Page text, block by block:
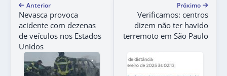
Anterior
Nevasca provoca
acidente com dezenas
de veículos nos Estados
Unidos
Próximo
Verificamos: centros
dizem não ter havido
terremoto em São Paulo